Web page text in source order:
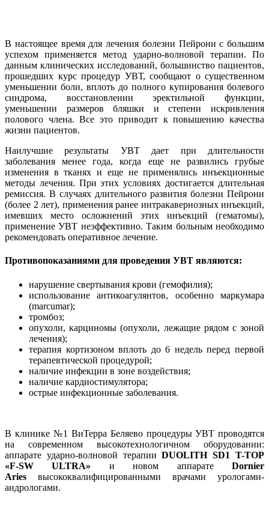
В настоящее время для лечения болезни Пейрони с большим
успехом применяется метод ударно-волновой терапии. По
данным клинических исследований, большинство пациентов,
прошедших курс процедур УВТ, сообщают о существенном
уменьшении боли, вплоть до полного купирования болевого
синдрома, восстановлении эректильной функции,
уменьшении размеров бляшки и степени искривления
полового члена. Все это приводит к повышению качества
жизни пациентов.
Наилучшие результаты УВТ дает при длительности
заболевания менее года, когда еще не развились грубые
изменения в тканях и еще не применялись инъекционные
методы лечения. При этих условиях достигается длительная
ремиссия. В случаях длительного развития болезни Пейрони
(более 2 лет), применения ранее интракавернозных инъекций,
имевших место осложнений этих инъекций (гематомы),
применение УВТ неэффективно. Таким больным необходимо
рекомендовать оперативное лечение.
Противопоказаниями для проведения УВТ являются:
нарушение свертывания крови (гемофилия);
использование антикоагулянтов, особенно маркумара
(marcumar);
тромбоз;
опухоли, карциномы (опухоли, лежащие рядом с зоной
лечения);
терапия кортизоном вплоть до 6 недель перед первой
терапевтической процедурой;
наличие инфекции в зоне воздействия;
наличие кардиостимулятора;
острые инфекционные заболевания.
В клинике №1 ВиТерра Беляево процедуры УВТ проводятся
на современном высокотехнологичном оборудовании:
аппарате ударно-волновой терапииDUOLITH SD1 T-TOP
«F-SW ULTRA» и новом аппаратеDornier
Aries высококвалифицированными врачами урологами-
андрологами.